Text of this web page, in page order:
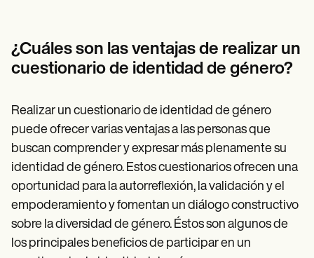
¿Cuáles son las ventajas de realizar un
cuestionario de identidad de género?
Realizar un cuestionario de identidad de género
puede ofrecer varias ventajas a las personas que
buscan comprender y expresar más plenamente su
identidad de género. Estos cuestionarios ofrecen una
oportunidad para la autorreflexión, la validación y el
empoderamiento y fomentan un diálogo constructivo
sobre la diversidad de género. Éstos son algunos de
los principales beneficios de participar en un